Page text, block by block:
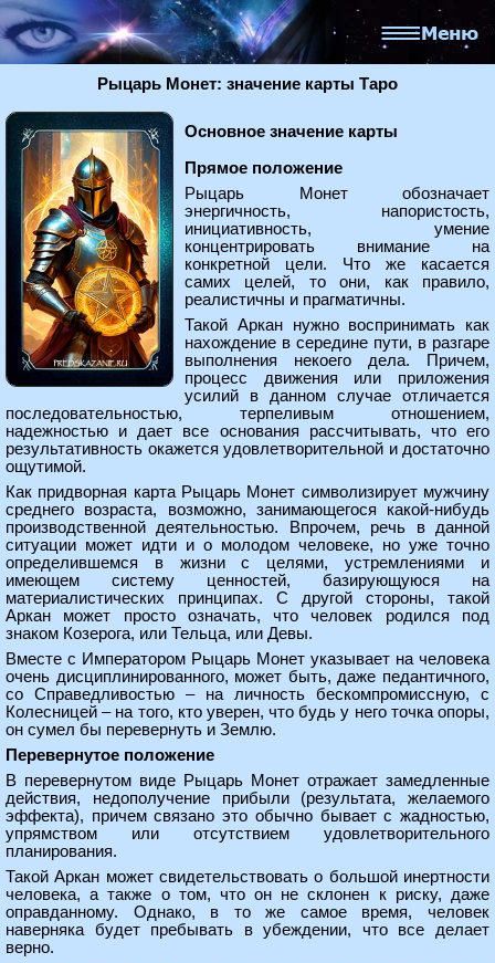
Рыцарь Монет: значение карты Таро
Основное значение карты
Прямое положение
Рыцарь Монет обозначает
энергичность, напористость,
инициативность, умение
концентрировать внимание на
конкретной цели. Что же касается
самих целей, то они, как правило,
реалистичны и прагматичны.
Такой Аркан нужно воспринимать как
нахождение в середине пути, в разгаре
выполнения некоего дела. Причем,
процесс движения или приложения
усилий в данном случае отличается
последовательностью, терпеливым отношением,
надежностью и дает все основания рассчитывать, что его
результативность окажется удовлетворительной и достаточно
ощутимой.
Как придворная карта Рыцарь Монет символизирует мужчину
среднего возраста, возможно, занимающегося какой-нибудь
производственной деятельностью. Впрочем, речь в данной
ситуации может идти и о молодом человеке, но уже точно
определившемся в жизни с целями, устремлениями и
имеющем систему ценностей, базирующуюся на
материалистических принципах. С другой стороны, такой
Аркан может просто означать, что человек родился под
знаком Козерога, или Тельца, или Девы.
Вместе с Императором Рыцарь Монет указывает на человека
очень дисциплинированного, может быть, даже педантичного,
со Справедливостью – на личность бескомпромиссную, с
Колесницей – на того, кто уверен, что будь у него точка опоры,
он сумел бы перевернуть и Землю.
Перевернутое положение
В перевернутом виде Рыцарь Монет отражает замедленные
действия, недополучение прибыли (результата, желаемого
эффекта), причем связано это обычно бывает с жадностью,
упрямством или отсутствием удовлетворительного
планирования.
Такой Аркан может свидетельствовать о большой инертности
человека, а также о том, что он не склонен к риску, даже
оправданному. Однако, в то же самое время, человек
наверняка будет пребывать в убеждении, что все делает
верно.